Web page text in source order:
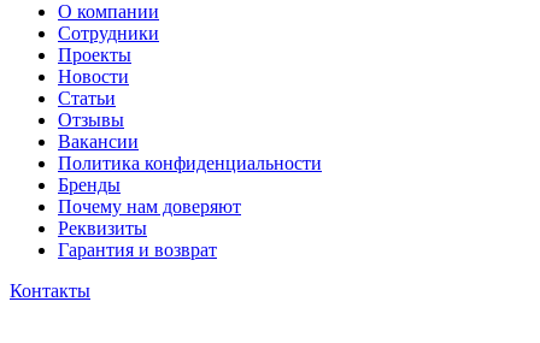
О компании
Сотрудники
Проекты
Новости
Статьи
Отзывы
Вакансии
Политика конфиденциальности
Бренды
Почему нам доверяют
Реквизиты
Гарантия и возврат
Контакты